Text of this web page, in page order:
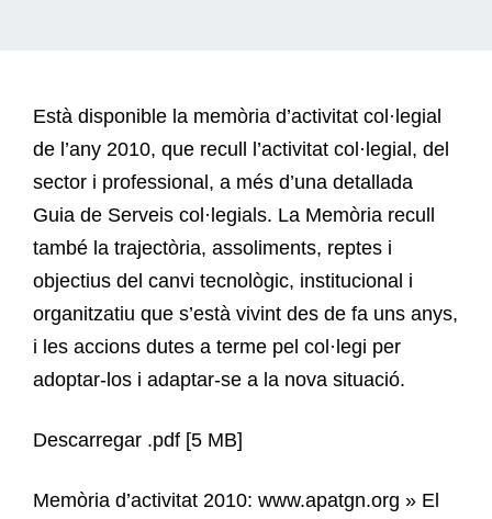
Està disponible la memòria d’activitat col·legial
de l’any 2010, que recull l’activitat col·legial, del
sector i professional, a més d’una detallada
Guia de Serveis col·legials. La Memòria recull
també la trajectòria, assoliments, reptes i
objectius del canvi tecnològic, institucional i
organitzatiu que s’està vivint des de fa uns anys,
i les accions dutes a terme pel col·legi per
adoptar-los i adaptar-se a la nova situació.
Descarregar .pdf [5 MB]
Memòria d’activitat 2010: www.apatgn.org » El